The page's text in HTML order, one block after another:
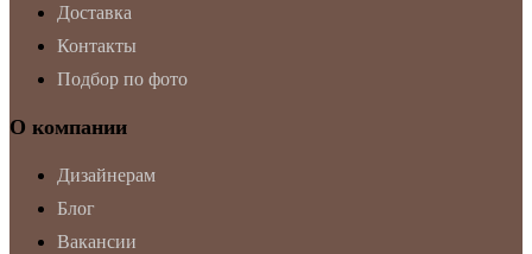
Доставка
Контакты
Подбор по фото
О компании
Дизайнерам
Блог
Вакансии